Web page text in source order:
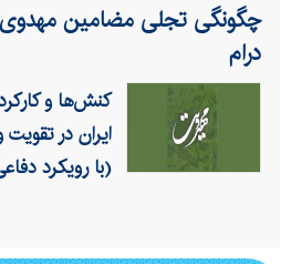
چگونگی تجلی مضامین مهدوی
درام
کنش‌ها و
ایران در
(با رویکرد